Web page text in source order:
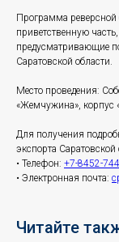
Программа
приветственную
предусматривающие
Саратовской области.
Место проведения:
«Жемчужина», корпус
Для получения
экспорта Саратовской
• Телефон: +7-8452-
• Электронная почта:
Читайте